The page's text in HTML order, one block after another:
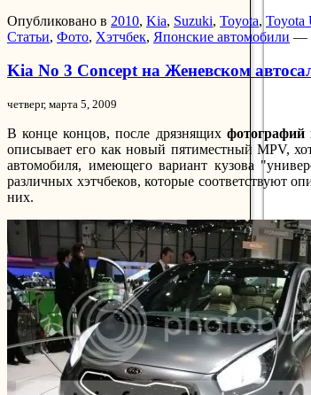
Опубликовано в 2010, Kia, Suzuki, Toyota, Toyota
Статьи, Фото, Хэтчбек, Японские автомобили —
Kia No 3 Concept на Женевском
четверг, марта 5, 2009
В конце концов, после дрязнящих фотографий
описывает его как новый пятиместный MPV,
автомобиля, имеющего вариант кузова
различных хэтчбеков, которые соответствуют
них.